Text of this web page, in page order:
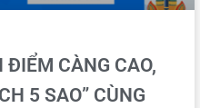
ĐIỂM CÀNG CAO,
5 SAO” CÙNG